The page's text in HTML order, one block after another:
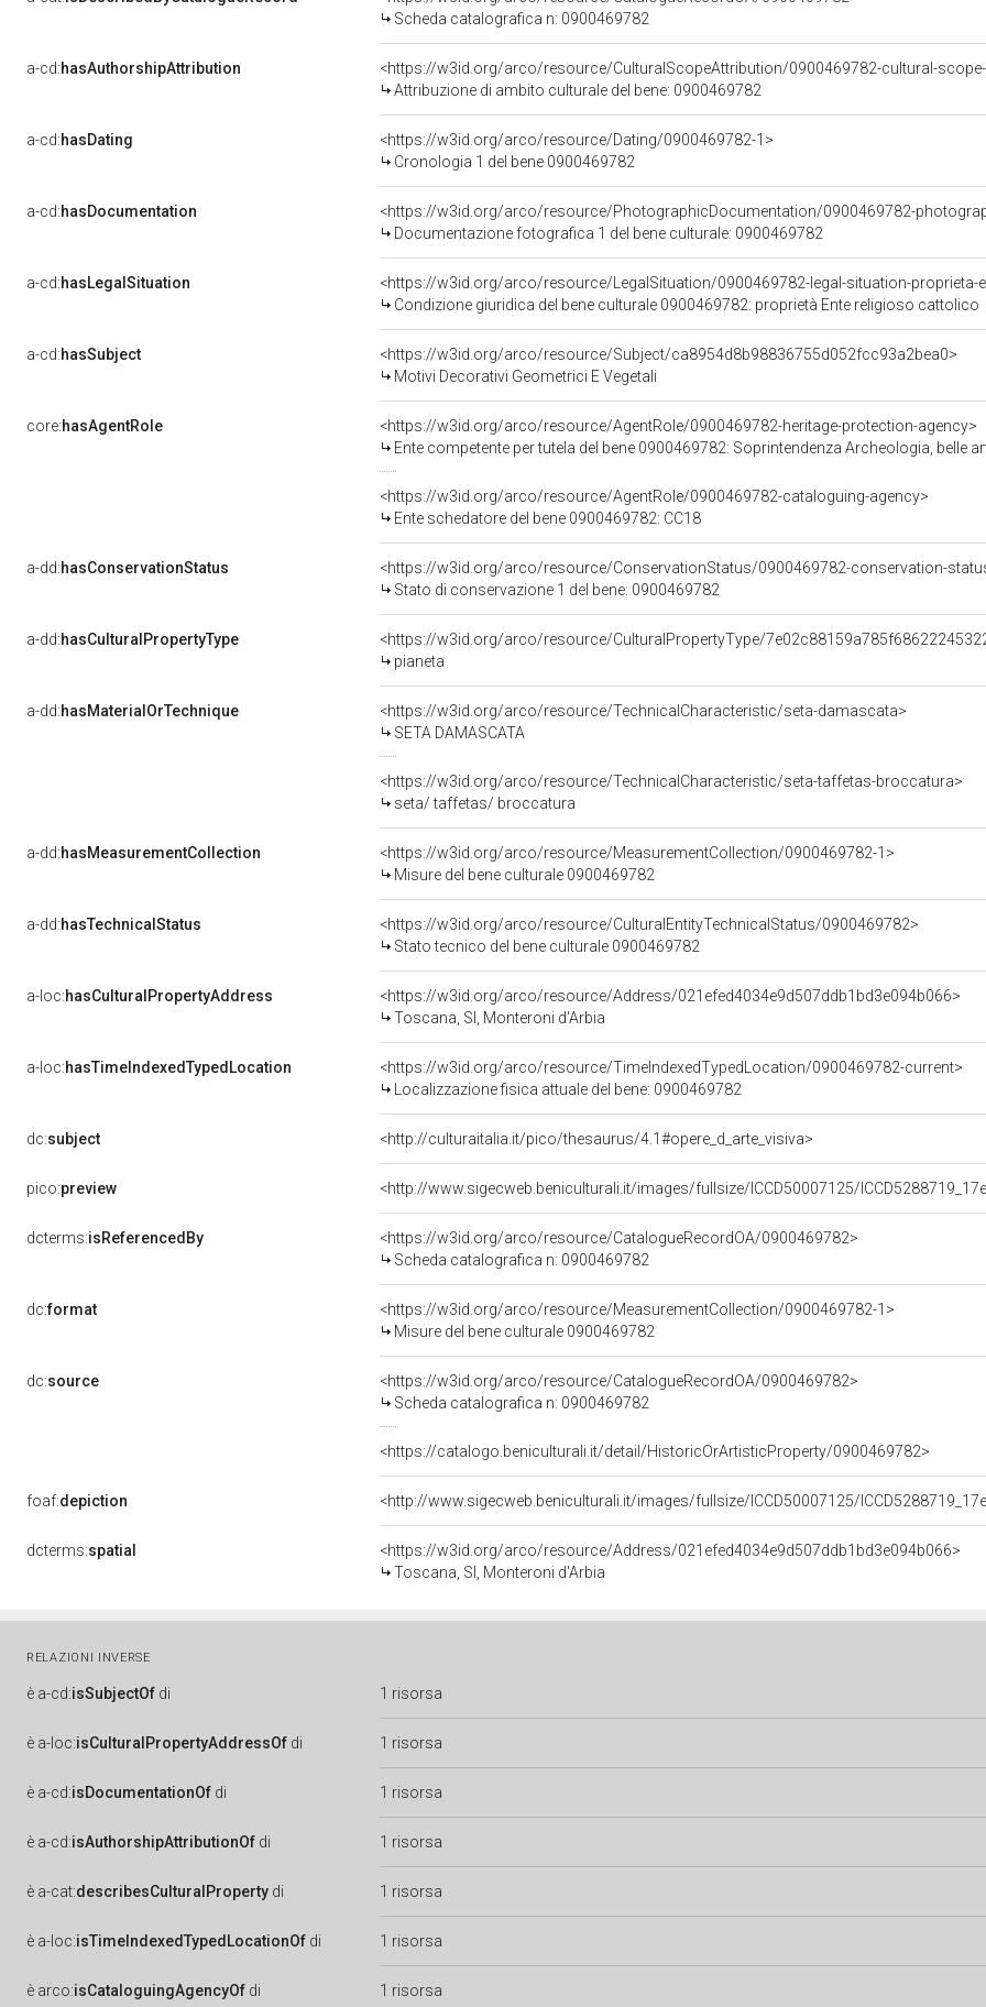
Scheda catalografica n: 0900469782
a-cd:hasAuthorshipAttribution
<https://w3id.org/arco/resource/CulturalScopeAttribution/0900469782-cultural-
Attribuzione di ambito culturale del bene: 0900469782
a-cd:hasDating
<https://w3id.org/arco/resource/Dating/0900469782-1>
Cronologia 1 del bene 0900469782
a-cd:hasDocumentation
<https://w3id.org/arco/resource/PhotographicDocumentation/0900469782-
Documentazione fotografica 1 del bene culturale: 0900469782
a-cd:hasLegalSituation
<https://w3id.org/arco/resource/LegalSituation/0900469782-legal-situation-proprieta-
Condizione giuridica del bene culturale 0900469782: proprietà Ente religioso cattolico
a-cd:hasSubject
<https://w3id.org/arco/resource/Subject/ca8954d8b98836755d052fcc93a2bea0>
Motivi Decorativi Geometrici E Vegetali
core:hasAgentRole
<https://w3id.org/arco/resource/AgentRole/0900469782-heritage-protection-agency>
Ente competente per tutela del bene 0900469782: Soprintendenza Archeologia, belle
<https://w3id.org/arco/resource/AgentRole/0900469782-cataloguing-agency>
Ente schedatore del bene 0900469782: CC18
a-dd:hasConservationStatus
<https://w3id.org/arco/resource/ConservationStatus/0900469782-conservation-
Stato di conservazione 1 del bene: 0900469782
a-dd:hasCulturalPropertyType
<https://w3id.org/arco/resource/CulturalPropertyType/
pianeta
a-dd:hasMaterialOrTechnique
<https://w3id.org/arco/resource/TechnicalCharacteristic/seta-damascata>
SETA DAMASCATA
<https://w3id.org/arco/resource/TechnicalCharacteristic/seta-taffetas-broccatura>
seta/ taffetas/ broccatura
a-dd:hasMeasurementCollection
<https://w3id.org/arco/resource/MeasurementCollection/0900469782-1>
Misure del bene culturale 0900469782
a-dd:hasTechnicalStatus
<https://w3id.org/arco/resource/CulturalEntityTechnicalStatus/0900469782>
Stato tecnico del bene culturale 0900469782
a-loc:hasCulturalPropertyAddress
<https://w3id.org/arco/resource/Address/021efed4034e9d507ddb1bd3e094b066>
Toscana, SI, Monteroni d'Arbia
a-loc:hasTimeIndexedTypedLocation
<https://w3id.org/arco/resource/TimeIndexedTypedLocation/0900469782-current>
Localizzazione fisica attuale del bene: 0900469782
dc:subject <http://culturaitalia.it/pico/thesaurus/4.1#opere_d_arte_visiva>
pico:preview <http://www.sigecweb.beniculturali.it/images/fullsize/ICCD50007125/
dcterms:isReferencedBy
<https://w3id.org/arco/resource/CatalogueRecordOA/0900469782>
Scheda catalografica n: 0900469782
dc:format
<https://w3id.org/arco/resource/MeasurementCollection/0900469782-1>
Misure del bene culturale 0900469782
dc:source
<https://w3id.org/arco/resource/CatalogueRecordOA/0900469782>
Scheda catalografica n: 0900469782
<https://catalogo.beniculturali.it/detail/HistoricOrArtisticProperty/0900469782>
foaf:depiction <http://www.sigecweb.beniculturali.it/images/fullsize/ICCD50007125/
dcterms:spatial
<https://w3id.org/arco/resource/Address/021efed4034e9d507ddb1bd3e094b066>
Toscana, SI, Monteroni d'Arbia
RELAZIONI INVERSE
è a-cd:isSubjectOf di 1 risorsa
è a-loc:isCulturalPropertyAddressOf di 1 risorsa
è a-cd:isDocumentationOf di 1 risorsa
è a-cd:isAuthorshipAttributionOf di 1 risorsa
è a-cat:describesCulturalProperty di 1 risorsa
è a-loc:isTimeIndexedTypedLocationOf di 1 risorsa
è arco:isCataloguingAgencyOf di 1 risorsa